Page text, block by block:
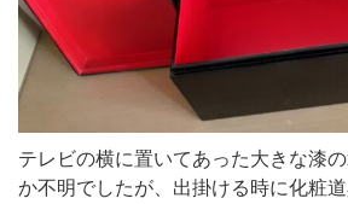
テレビの横に置いてあった大きな漆
か不明でしたが、出掛ける時に化粧